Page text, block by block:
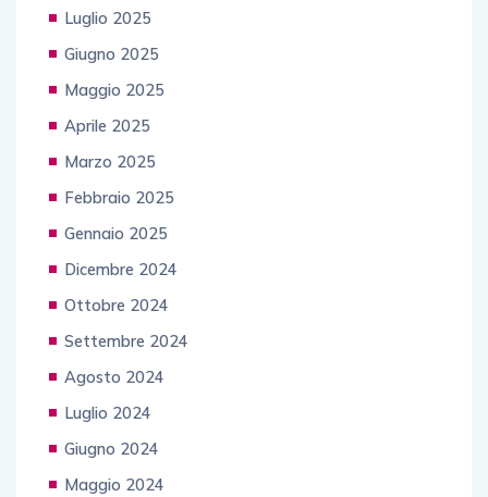
Luglio 2025
Giugno 2025
Maggio 2025
Aprile 2025
Marzo 2025
Febbraio 2025
Gennaio 2025
Dicembre 2024
Ottobre 2024
Settembre 2024
Agosto 2024
Luglio 2024
Giugno 2024
Maggio 2024